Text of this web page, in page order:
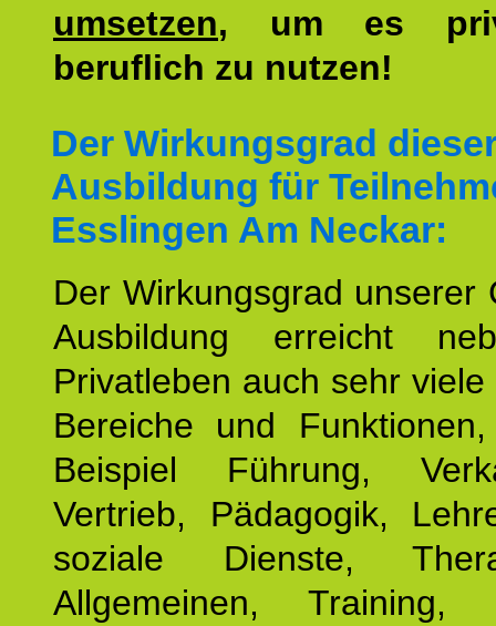
umsetzen, um es
beruflich zu nutzen!
Der Wirkungsgrad
Ausbildung für
Esslingen Am Neckar:
Der Wirkungsgrad unserer
Ausbildung erreicht
Privatleben auch sehr
Bereiche und
Beispiel Führung,
Vertrieb, Pädagogik,
soziale Dienste,
Allgemeinen, Training,